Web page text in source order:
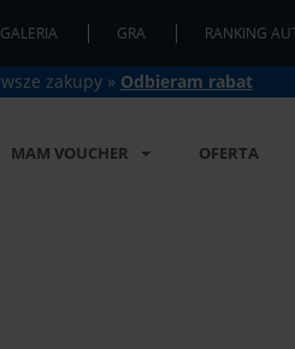
GALERIA GRA RANKING
zakupy » Odbieram rabat
MAM VOUCHER OFERTA